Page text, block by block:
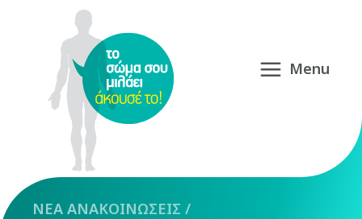
NEA ΑΝΑΚΟΙΝΩΣΕΙΣ /